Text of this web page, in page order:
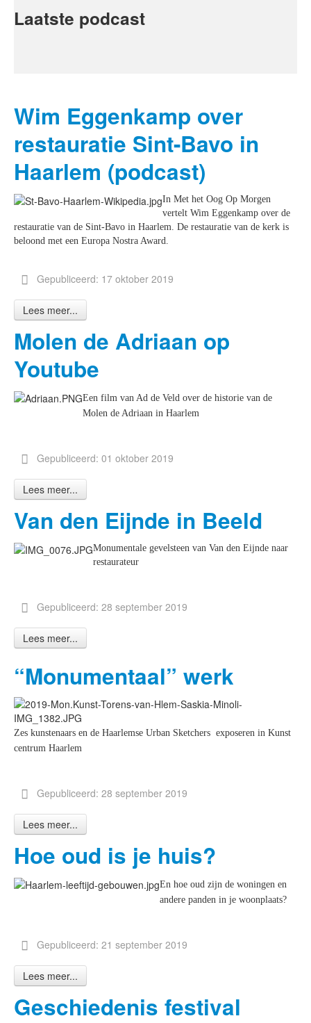
Laatste podcast
Wim Eggenkamp over
restauratie Sint-Bavo in
Haarlem (podcast)
In Met het Oog Op Morgen
vertelt Wim Eggenkamp over de
restauratie van de Sint-Bavo in Haarlem. De restauratie van de kerk is
beloond met een Europa Nostra Award.
Gepubliceerd: 17 oktober 2019
Lees meer...
Molen de Adriaan op
Youtube
​Een film van Ad de Veld over de historie van de
Molen de Adriaan in Haarlem
Gepubliceerd: 01 oktober 2019
Lees meer...
Van den Eijnde in Beeld
Monumentale gevelsteen van Van den Eijnde naar
restaurateur
Gepubliceerd: 28 september 2019
Lees meer...
“Monumentaal” werk
Zes kunstenaars en de Haarlemse Urban Sketchers exposeren in Kunst
centrum Haarlem
Gepubliceerd: 28 september 2019
Lees meer...
Hoe oud is je huis?
En hoe oud zijn de woningen en
andere panden in je woonplaats?
Gepubliceerd: 21 september 2019
Lees meer...
Geschiedenis festival